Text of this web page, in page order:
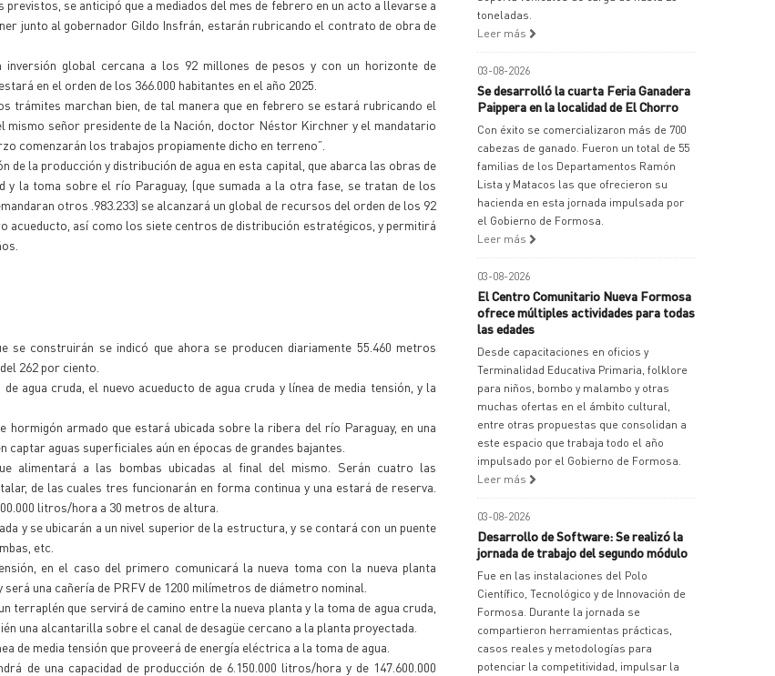
se anticipó que a mediados del mes de febrero en un acto a llevarse a
junto al gobernador Gildo Insfrán, estarán rubricando el contrato de obra de
inversión global cercana a los 92 millones de pesos y con un horizonte de
en el orden de los 366.000 habitantes en el año 2025.
trámites marchan bien, de tal manera que en febrero se estará rubricando el
señor presidente de la Nación, doctor Néstor Kirchner y el mandatario
comenzarán los trabajos propiamente dicho en terreno”.
la producción y distribución de agua en esta capital, que abarca las obras de
y la toma sobre el río Paraguay, (que sumada a la otra fase, se tratan de los
otros .983.233) se alcanzará un global de recursos del orden de los 92
acueducto, así como los siete centros de distribución estratégicos, y permitirá
construirán se indicó que ahora se producen diariamente 55.460 metros
262 por ciento.
agua cruda, el nuevo acueducto de agua cruda y línea de media tensión, y la
armado que estará ubicada sobre la ribera del río Paraguay, en una
aguas superficiales aún en épocas de grandes bajantes.
alimentará a las bombas ubicadas al final del mismo. Serán cuatro las
de las cuales tres funcionarán en forma continua y una estará de reserva.
litros/hora a 30 metros de altura.
y se ubicarán a un nivel superior de la estructura, y se contará con un puente
etc.
en el caso del primero comunicará la nueva toma con la nueva planta
una cañería de PRFV de 1200 milímetros de diámetro nominal.
terraplén que servirá de camino entre la nueva planta y la toma de agua cruda,
una alcantarilla sobre el canal de desagüe cercano a la planta proyectada.
media tensión que proveerá de energía eléctrica a la toma de agua.
de una capacidad de producción de 6.150.000 litros/hora y de 147.600.000
toneladas.
Leer más
03-08-2026
Se desarrolló la cuarta Feria Ganadera
Paippera en la localidad de El Chorro
Con éxito se comercializaron más de 700
cabezas de ganado. Fueron un total de 55
familias de los Departamentos Ramón
Lista y Matacos las que ofrecieron su
hacienda en esta jornada impulsada por
el Gobierno de Formosa.
Leer más
03-08-2026
El Centro Comunitario Nueva Formosa
ofrece múltiples actividades para todas
las edades
Desde capacitaciones en oficios y
Terminalidad Educativa Primaria, folklore
para niños, bombo y malambo y otras
muchas ofertas en el ámbito cultural,
entre otras propuestas que consolidan a
este espacio que trabaja todo el año
impulsado por el Gobierno de Formosa.
Leer más
03-08-2026
Desarrollo de Software: Se realizó la
jornada de trabajo del segundo módulo
Fue en las instalaciones del Polo
Científico, Tecnológico y de Innovación de
Formosa. Durante la jornada se
compartieron herramientas prácticas,
casos reales y metodologías para
potenciar la competitividad, impulsar la